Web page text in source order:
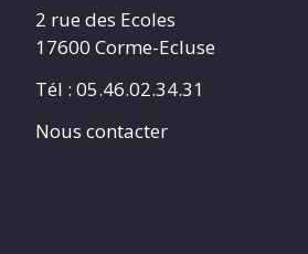
2 rue des Ecoles
17600 Corme-Ecluse
Tél : 05.46.02.34.31
Nous contacter